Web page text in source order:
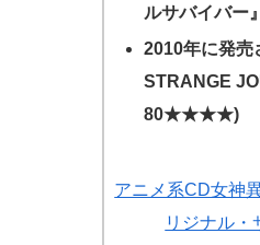
ルサバイバ
2010年に発売
STRANGE
80★★★★)
アニメ系CD女神
リジナル・